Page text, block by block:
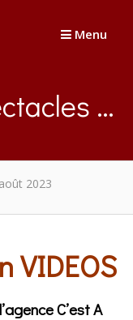
Menu
…
2023
VIDEOS
C’est A